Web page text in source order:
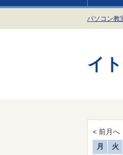
パソコン教
イ
< 前月へ
月 火